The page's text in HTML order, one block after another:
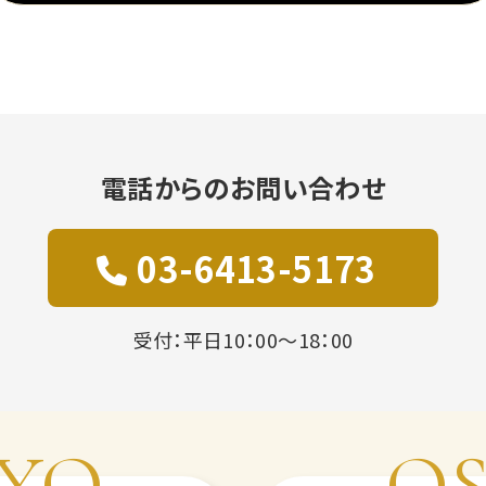
電話からのお問い合わせ
03-6413-5173
受付：平日10：00～18：00